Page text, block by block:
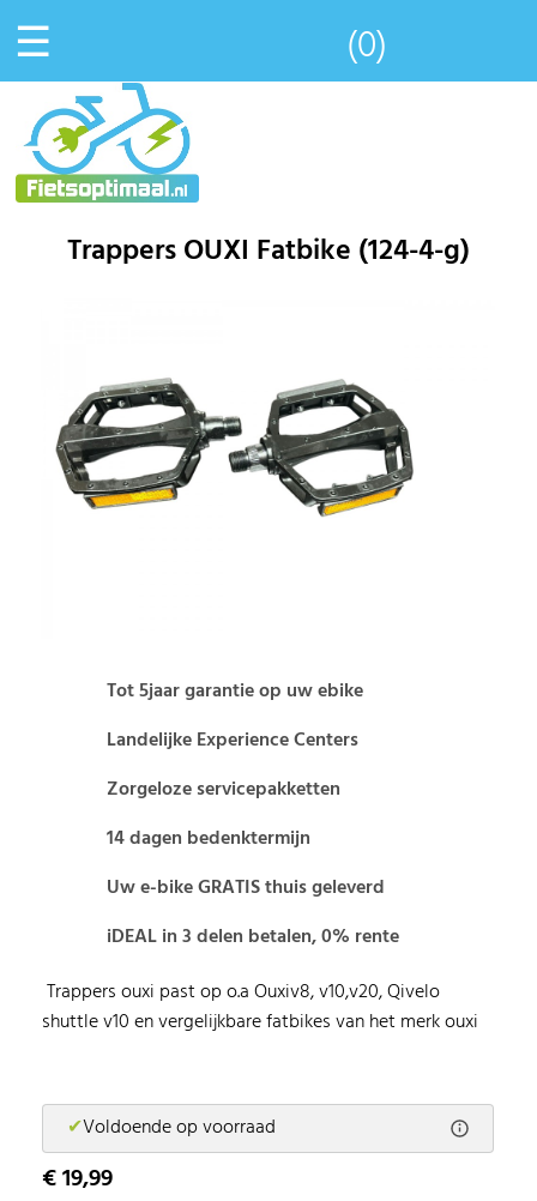
☰ (0)
Trappers OUXI Fatbike (124-4-g)
Tot 5jaar garantie op uw ebike
Landelijke Experience Centers
Zorgeloze servicepakketten
14 dagen bedenktermijn
Uw e-bike GRATIS thuis geleverd
iDEAL in 3 delen betalen, 0% rente
Trappers ouxi past op o.a Ouxiv8, v10,v20, Qivelo
shuttle v10 en vergelijkbare fatbikes van het merk ouxi
✔Voldoende op voorraad
€ 19,99